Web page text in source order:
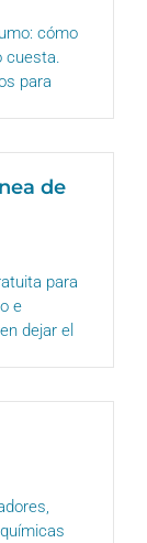
cómo
cuesta.
para
de
para
e
dejar el